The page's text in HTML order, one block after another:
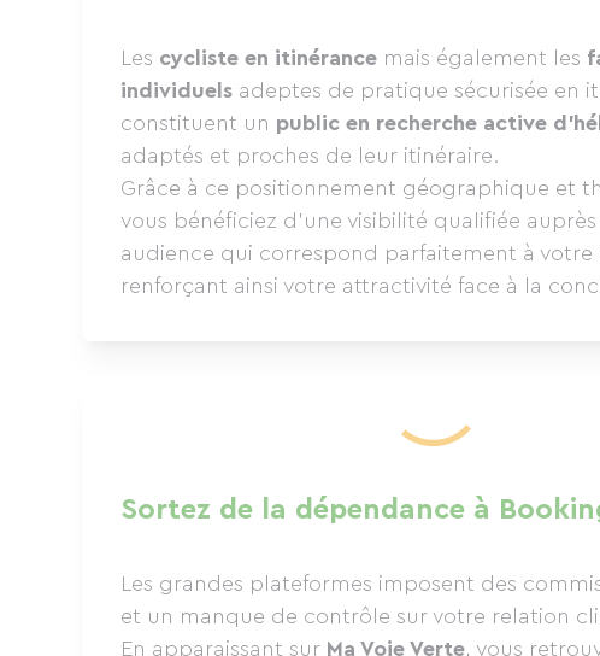
Les cycliste en itinérance mais également les
individuels adeptes de pratique sécurisée en
constituent un public en recherche active
adaptés et proches de leur itinéraire.
Grâce à ce positionnement géographique et
vous bénéficiez d’une visibilité qualifiée auprès
audience qui correspond parfaitement à votre
renforçant ainsi votre attractivité face à la
Sortez de la dépendance à
Les grandes plateformes imposent des
et un manque de contrôle sur votre relation
En apparaissant sur Ma Voie Verte, vous